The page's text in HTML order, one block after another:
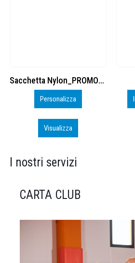
Cuffia Poliestere
Inizia a Personalizzare
Visualizza
I nostri servizi
CARTA CLUB